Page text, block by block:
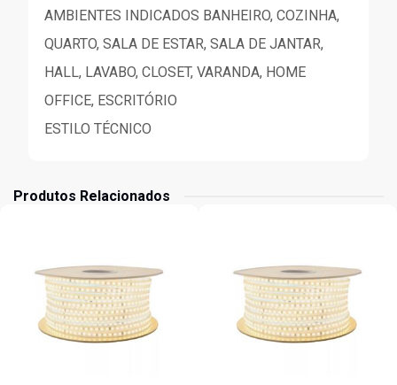
AMBIENTES INDICADOS BANHEIRO, COZINHA,
QUARTO, SALA DE ESTAR, SALA DE JANTAR,
HALL, LAVABO, CLOSET, VARANDA, HOME
OFFICE, ESCRITÓRIO
ESTILO TÉCNICO
Produtos Relacionados